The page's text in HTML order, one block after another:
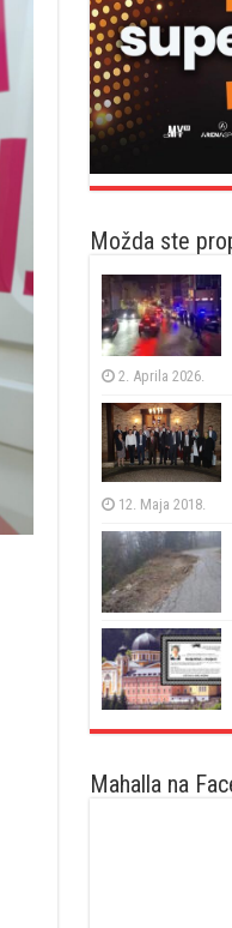
Možda ste
2. Aprila 2026.
12. Maja 2018.
Mahalla na